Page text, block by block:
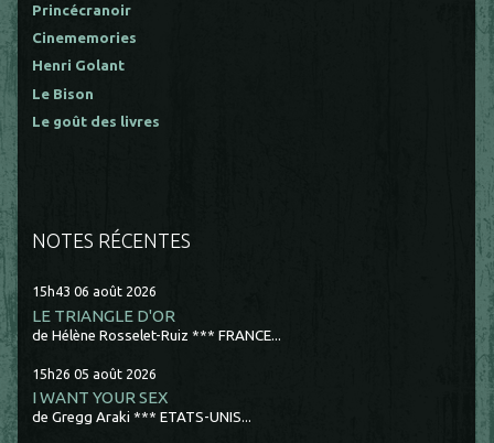
Princécranoir
Cinememories
Henri Golant
Le Bison
Le goût des livres
NOTES RÉCENTES
15h43 06 août 2026
LE TRIANGLE D'OR
de Hélène Rosselet-Ruiz *** FRANCE...
15h26 05 août 2026
I WANT YOUR SEX
de Gregg Araki *** ETATS-UNIS...